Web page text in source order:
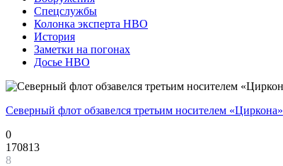
Спецслужбы
Колонка эксперта НВО
История
Заметки на погонах
Досье НВО
Северный флот обзавелся третьим носителем «Циркона»
0
170813
8